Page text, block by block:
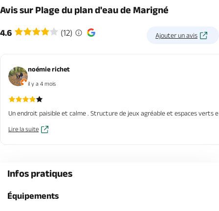
Avis sur Plage du plan d'eau de Marigné
4.6 (12) Ajouter un avis
noémie richet
il y a 4 mois
Un endroit paisible et calme . Structure de jeux agréable et espaces verts
Lire la suite
Infos pratiques
Équipements